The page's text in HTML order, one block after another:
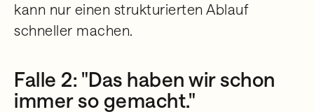
kann nur einen strukturierten Ablauf
schneller machen.
Falle 2: "Das haben wir schon
immer so gemacht."